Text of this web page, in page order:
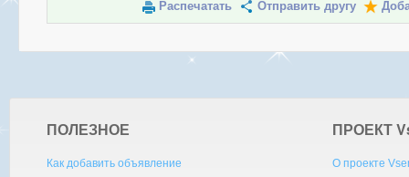
Распечатать Отправить другу
ПОЛЕЗНОЕ
Как добавить объявление
ПРОЕКТ V
О проекте